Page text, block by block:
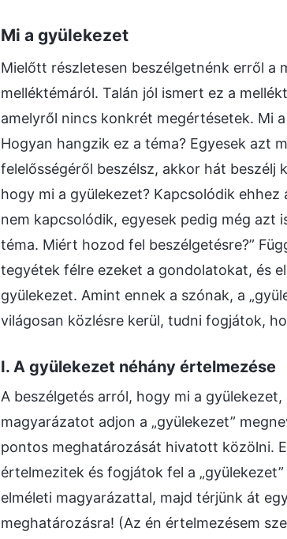
Mi a gyülekezet
Mielőtt részletesen beszélgetnénk erről a
melléktémáról. Talán jól ismert ez a
amelyről nincs konkrét megértésetek. Mi
Hogyan hangzik ez a téma? Egyesek azt
felelősségéről beszélsz, akkor hát
hogy mi a gyülekezet? Kapcsolódik
nem kapcsolódik, egyesek pedig még azt
téma. Miért hozod fel beszélgetésre?”
tegyétek félre ezeket a gondolatokat, és
gyülekezet. Amint ennek a szónak, a
világosan közlésre kerül, tudni fogjátok,
I. A gyülekezet néhány értelmezése
A beszélgetés arról, hogy mi a
magyarázatot adjon a „gyülekezet”
pontos meghatározását hivatott közölni.
értelmezitek és fogjátok fel a
elméleti magyarázattal, majd térjünk át
meghatározásra! (Az én értelmezésem